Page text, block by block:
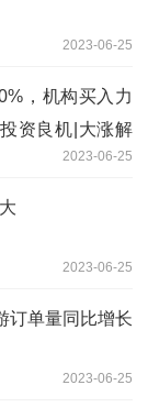
2023-06-25
，机构买入力
资良机|大涨解
2023-06-25
2023-06-25
订单量同比增长
2023-06-25